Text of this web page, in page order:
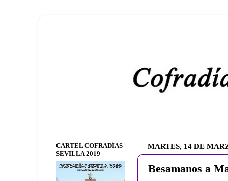
MARTES, 14 DE
Besamanos a
CARTEL COFRADÍAS
SEVILLA 2019